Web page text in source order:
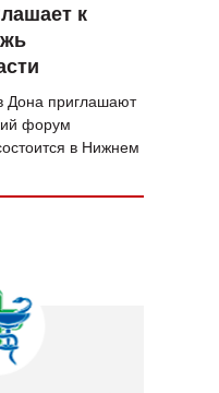
к
Дона приглашают
форум
в Нижнем